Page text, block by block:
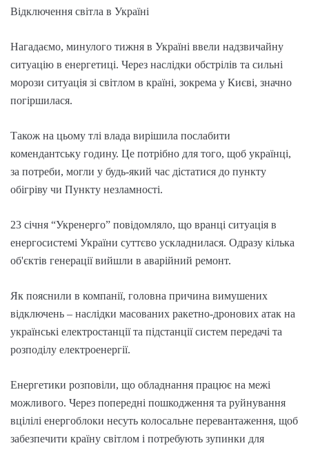
Відключення світла в Україні
Нагадаємо, минулого тижня в Україні ввели надзвичайну
ситуацію в енергетиці. Через наслідки обстрілів та сильні
морози ситуація зі світлом в країні, зокрема у Києві, значно
погіршилася.
Також на цьому тлі влада вирішила послабити
комендантську годину. Це потрібно для того, щоб українці,
за потреби, могли у будь-який час дістатися до пункту
обігріву чи Пункту незламності.
23 січня “Укренерго” повідомляло, що вранці ситуація в
енергосистемі України суттєво ускладнилася. Одразу кілька
об'єктів генерації вийшли в аварійний ремонт.
Як пояснили в компанії, головна причина вимушених
відключень – наслідки масованих ракетно-дронових атак на
українські електростанції та підстанції систем передачі та
розподілу електроенергії.
Енергетики розповіли, що обладнання працює на межі
можливого. Через попередні пошкодження та руйнування
вцілілі енергоблоки несуть колосальне перевантаження, щоб
забезпечити країну світлом і потребують зупинки для